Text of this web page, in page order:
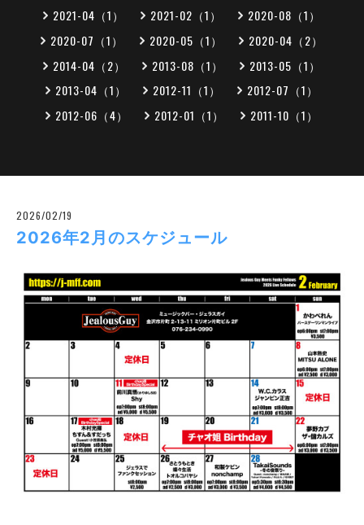
2021-04（1）
2021-02（1）
2020-08（1）
2020-07（1）
2020-05（1）
2020-04（2）
2014-04（2）
2013-08（1）
2013-05（1）
2013-04（1）
2012-11（1）
2012-07（1）
2012-06（4）
2012-01（1） 2011-10（1）
2026/02/19
2026年2月のスケジュール